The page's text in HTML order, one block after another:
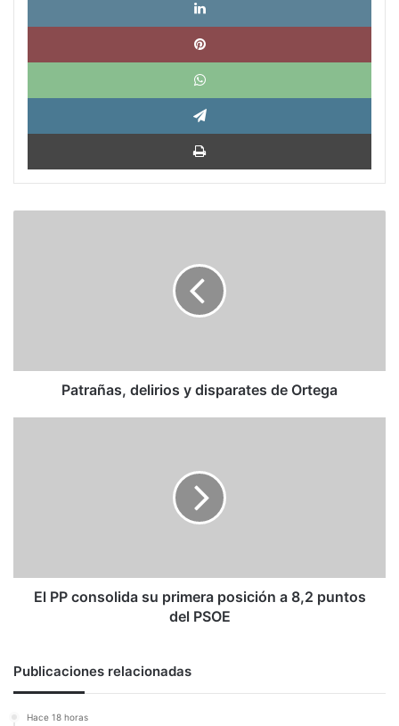
Patrañas, delirios y disparates de Ortega
puntos
El PP consolida su primera posición a 8,2 puntos
del PSOE
Publicaciones relacionadas
Hace 18 horas